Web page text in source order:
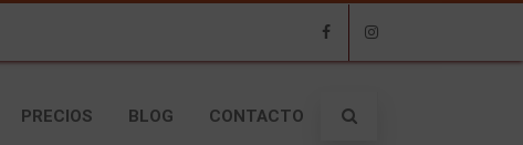
PRECIOS BLOG CONTACTO